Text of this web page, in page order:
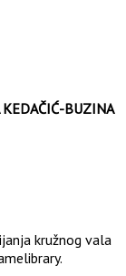
KEDAČIĆ-BUZINA
kružnog vala